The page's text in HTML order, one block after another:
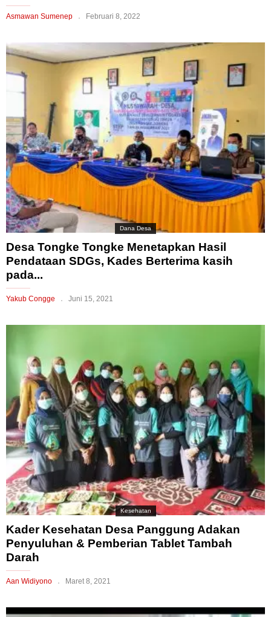
Asmawan Sumenep Februari 8, 2022
Dana Desa
Desa Tongke Tongke Menetapkan Hasil
Pendataan SDGs, Kades Berterima kasih
pada...
Yakub Congge Juni 15, 2021
Kesehatan
Kader Kesehatan Desa Panggung Adakan
Penyuluhan & Pemberian Tablet Tambah
Darah
Aan Widiyono Maret 8, 2021